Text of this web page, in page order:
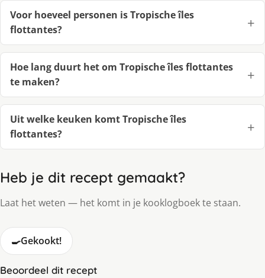
Voor hoeveel personen is Tropische îles
flottantes?
Hoe lang duurt het om Tropische îles flottantes
te maken?
Uit welke keuken komt Tropische îles
flottantes?
Heb je dit recept gemaakt?
Laat het weten — het komt in je kooklogboek te staan.
🍳Gekookt!
Beoordeel dit recept